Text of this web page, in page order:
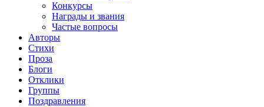
Конкурсы
Награды и звания
Частые вопросы
Авторы
Стихи
Проза
Блоги
Отклики
Группы
Поздравления